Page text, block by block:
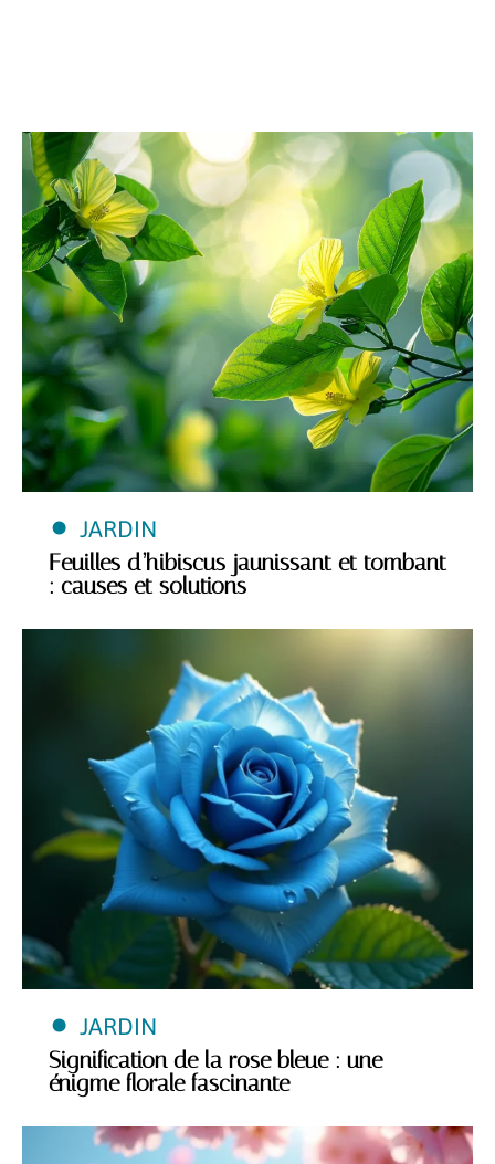
JARDIN
Feuilles d’hibiscus jaunissant et tombant
: causes et solutions
JARDIN
Signification de la rose bleue : une
énigme florale fascinante